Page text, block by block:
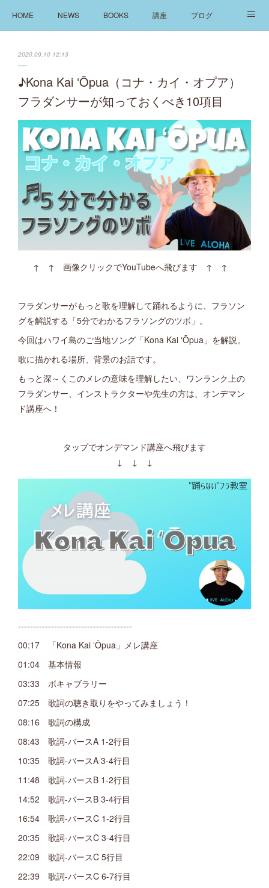
HOME NEWS BOOKS 講座 ブログ
2020.09.10 12:13
♪Kona Kai ʻŌpua（コナ・カイ・オプア）
フラダンサーが知っておくべき10項目
↑ ↑ 画像クリックでYouTubeへ飛びます ↑ ↑
フラダンサーがもっと歌を理解して踊れるように、フラソン
グを解説する「5分でわかるフラソングのツボ」。
今回はハワイ島のご当地ソング「Kona Kai ʻŌpua」を解説。
歌に描かれる場所、背景のお話です。
もっと深～くこのメレの意味を理解したい、ワンランク上の
フラダンサー、インストラクターや先生の方は、オンデマン
ド講座へ！
タップでオンデマンド講座へ飛びます
↓ ↓ ↓
--------------------------------------
00:17 「Kona Kai ʻŌpua」メレ講座
01:04 基本情報
03:33 ボキャブラリー
07:25 歌詞の聴き取りをやってみましょう！
08:16 歌詞の構成
08:43 歌詞-バースA 1-2行目
10:35 歌詞-バースA 3-4行目
11:48 歌詞-バースB 1-2行目
14:52 歌詞-バースB 3-4行目
16:54 歌詞-バースC 1-2行目
20:35 歌詞-バースC 3-4行目
22:09 歌詞-バースC 5行目
22:39 歌詞-バースC 6-7行目